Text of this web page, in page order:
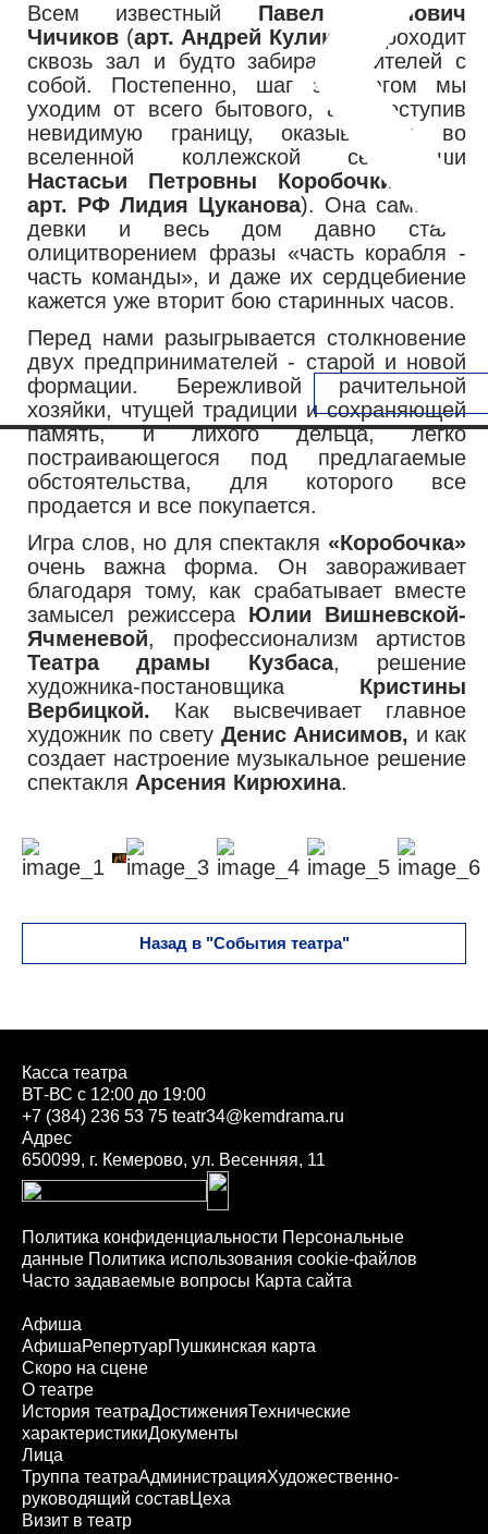
Всем известный Павел Иванович
Чичиков (арт. Андрей Куликов
) проходит
сквозь зал и будто забирает зрителей с
собой. Постепенно, шаг за шагом мы
уходим от всего бытового, а переступив
невидимую границу, оказываемся во
вселенной коллежской секретарши
Настасьи Петровны Коробочки
арт. РФ Лидия Цуканова). Она сама, ее
девки и весь дом давно стали
олицитворением фразы «часть корабля -
часть команды», и даже их сердцебиение
кажется уже вторит бою старинных часов.
Перед нами разыгрывается столкновение
двух предпринимателей - старой и новой
формации. Бережливой рачительной
хозяйки, чтущей традиции и сохраняющей
память, и лихого дельца, легко
постраивающегося под предлагаемые
обстоятельства, для которого все
продается и все покупается.
Игра слов, но для спектакля «Коробочка»
очень важна форма. Он завораживает
благодаря тому, как срабатывает вместе
замысел режиссера Юлии Вишневской-
Ячменевой, профессионализм артистов
Театра драмы Кузбаса, решение
художника-постановщика Кристины
Вербицкой. Как высвечивает главное
художник по свету Денис Анисимов, и как
создает настроение музыкальное решение
спектакля Арсения Кирюхина.
Назад в "События театра"
Касса театра
ВТ-ВС с 12:00 до 19:00
+7 (384) 236 53 75 teatr34@kemdrama.ru
Адрес
650099, г. Кемерово, ул. Весенняя, 11
Политика конфиденциальности Персональные
данные Политика использования cookie-файлов
Часто задаваемые вопросы Карта сайта
Афиша
АфишаРепертуарПушкинская карта
Скоро на сцене
О театре
История театраДостиженияТехнические
характеристикиДокументы
Лица
Труппа театраАдминистрацияХудожественно-
руководящий состав Цеха
Визит в театр